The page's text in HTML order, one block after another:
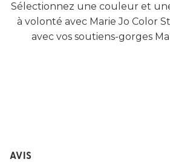
Sélectionnez une couleur et
à volonté avec Marie Jo Color
avec vos soutiens-gorges
AVIS